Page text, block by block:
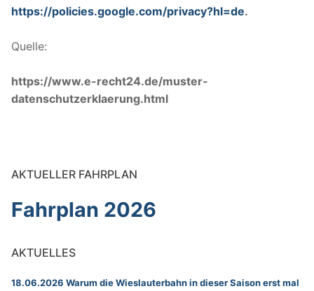
https://policies.google.com/privacy?hl=de.
Quelle:
https://www.e-recht24.de/muster-
datenschutzerklaerung.html
AKTUELLER FAHRPLAN
Fahrplan 2026
AKTUELLES
18.06.2026 Warum die Wieslauterbahn in dieser Saison erst mal